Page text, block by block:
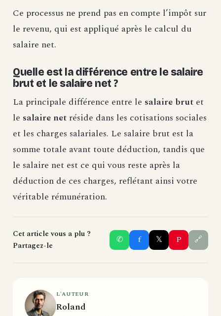
Ce processus ne prend pas en compte l’impôt sur
le revenu, qui est appliqué après le calcul du
salaire net.
Quelle est la différence entre le salaire
brut et le salaire net ?
La principale différence entre le salaire brut et
le salaire net réside dans les cotisations sociales
et les charges salariales. Le salaire brut est la
somme totale avant toute déduction, tandis que
le salaire net est ce qui vous reste après la
déduction de ces charges, reflétant ainsi votre
véritable rémunération.
Cet article vous a plu ?
Partagez-le
✆ f 𝕏 P 🔗
L'AUTEUR
Roland